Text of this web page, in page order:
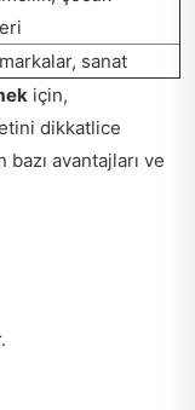
sanat
için,
dikkatlice
bazı avantajları ve